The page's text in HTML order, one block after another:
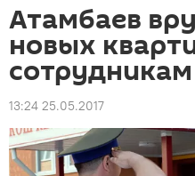
Атамбаев
новых
13:24 25.05.2017